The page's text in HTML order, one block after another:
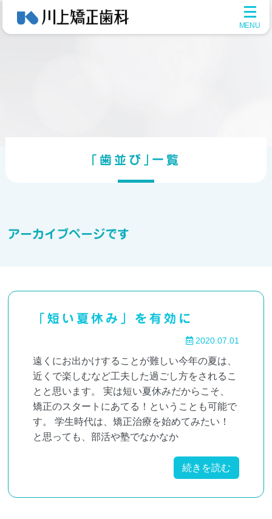
ニ
｢歯並び｣一覧
アーカイブページです
「短い夏休み」を有効に
2020.07.01
遠くにお出かけすることが難しい今年の夏は、
近くで楽しむなど工夫した過ごし方をされるこ
とと思います。 実は短い夏休みだからこそ、
矯正のスタートにあてる！ということも可能で
す。 学生時代は、矯正治療を始めてみたい！
と思っても、部活や塾でなかなか
続きを読む